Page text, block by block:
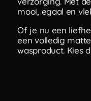
mooi, egaal en
Of je nu een
een volledig
wasproduct. Kies